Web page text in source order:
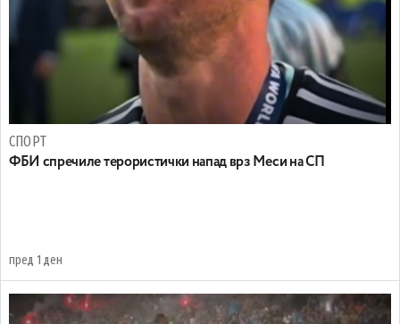
СПОРТ
ФБИ спречиле терористички напад врз Меси на СП
пред 1 ден